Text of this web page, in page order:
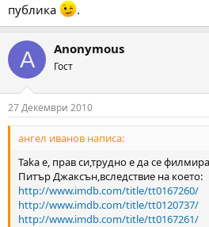
публика
.
A Anonymous
Гост
27 Декември 2010
ангел иванов написа:
Taka e, прав си,трудно е да се
Питър Джаксън,вследствие на което:
http://www.imdb.com/title/tt0167260/
http://www.imdb.com/title/tt0120737/
http://www.imdb.com/title/tt0167261/